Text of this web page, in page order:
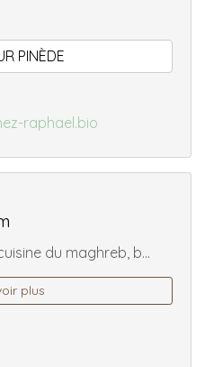
PINÈDE
raphael.bio
du maghreb, b...
plus